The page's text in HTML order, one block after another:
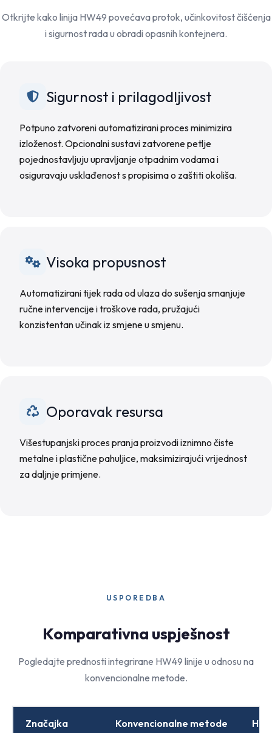
Otkrijte kako linija HW49 povećava protok, učinkovitost čišćenja
i sigurnost rada u obradi opasnih kontejnera.
Sigurnost i prilagodljivost
Potpuno zatvoreni automatizirani proces minimizira
izloženost. Opcionalni sustavi zatvorene petlje
pojednostavljuju upravljanje otpadnim vodama i
osiguravaju usklađenost s propisima o zaštiti okoliša.
Visoka propusnost
Automatizirani tijek rada od ulaza do sušenja smanjuje
ručne intervencije i troškove rada, pružajući
konzistentan učinak iz smjene u smjenu.
Oporavak resursa
Višestupanjski proces pranja proizvodi iznimno čiste
metalne i plastične pahuljice, maksimizirajući vrijednost
za daljnje primjene.
USPOREDBA
Komparativna uspješnost
Pogledajte prednosti integrirane HW49 linije u odnosu na
konvencionalne metode.
Značajka Konvencionalne metode